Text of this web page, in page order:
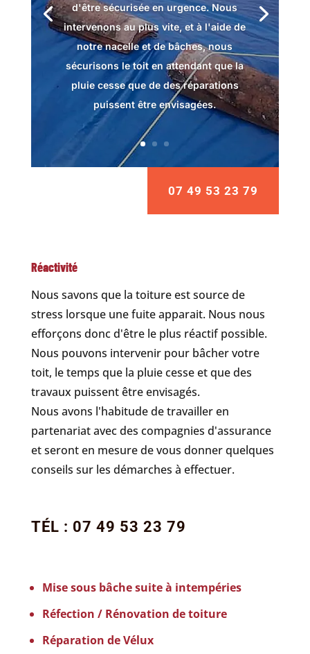
d'être sécurisée en urgence. Nous
intervenons au plus vite, et à l'aide de
notre nacelle et de bâches, nous
sécurisons le toit en attendant que la
pluie cesse que de des réparations
puissent être envisagées.
07 49 53 23 79
Réactivité
Nous savons que la toiture est source de
stress lorsque une fuite apparait. Nous nous
efforçons donc d'être le plus réactif possible.
Nous pouvons intervenir pour bâcher votre
toit, le temps que la pluie cesse et que des
travaux puissent être envisagés.
Nous avons l'habitude de travailler en
partenariat avec des compagnies d'assurance
et seront en mesure de vous donner quelques
conseils sur les démarches à effectuer.
TÉL : 07 49 53 23 79
Mise sous bâche suite à intempéries
Réfection / Rénovation de toiture
Réparation de Vélux